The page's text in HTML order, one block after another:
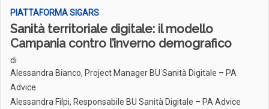
PIATTAFORMA SIGARS
Sanità territoriale digitale: il modello
Campania contro l’inverno demografico
di
Alessandra Bianco, Project Manager BU Sanità Digitale – PA
Advice
Alessandra Filpi, Responsabile BU Sanità Digitale – PA Advice